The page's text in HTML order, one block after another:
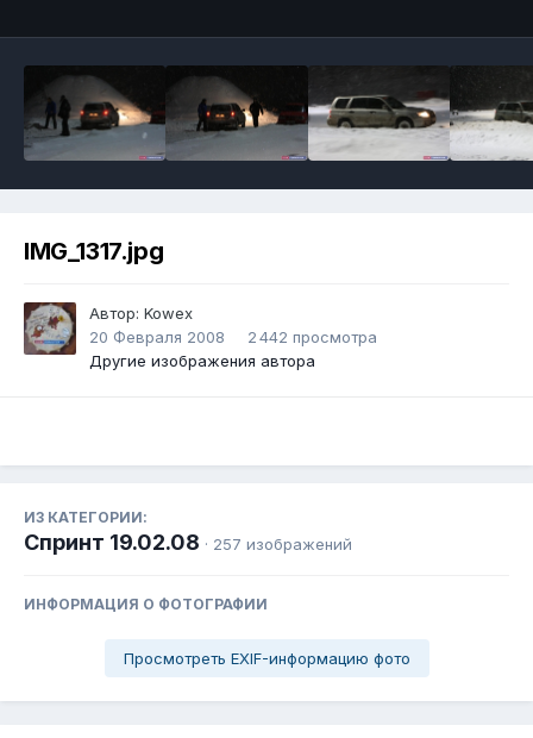
IMG_1317.jpg
Автор: Kowex
20 Февраля 2008
2 442 просмотра
Другие изображения автора
ИЗ КАТЕГОРИИ:
Спринт 19.02.08 · 257 изображений
ИНФОРМАЦИЯ О ФОТОГРАФИИ
Просмотреть EXIF-информацию фото